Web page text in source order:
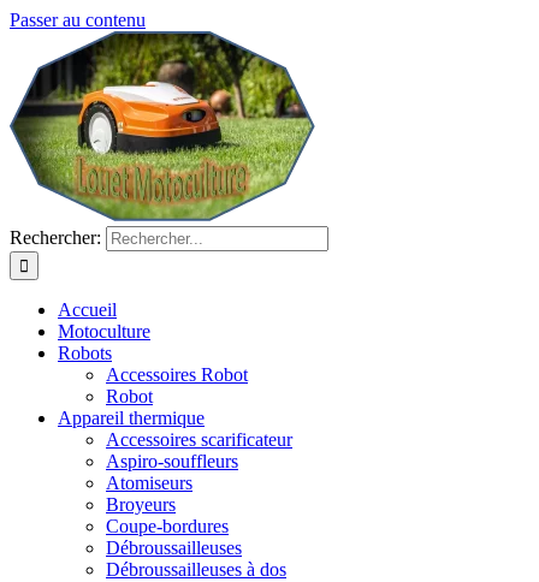
Passer au contenu
Rechercher:
Accueil
Motoculture
Robots
Accessoires Robot
Robot
Appareil thermique
Accessoires scarificateur
Aspiro-souffleurs
Atomiseurs
Broyeurs
Coupe-bordures
Débroussailleuses
Débroussailleuses à dos